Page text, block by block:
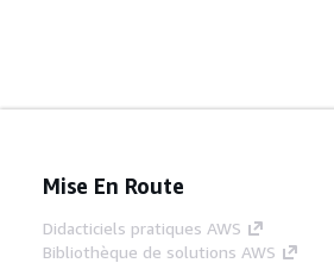
Mise En Route
Didacticiels pratiques AWS
Bibliothèque de solutions AWS